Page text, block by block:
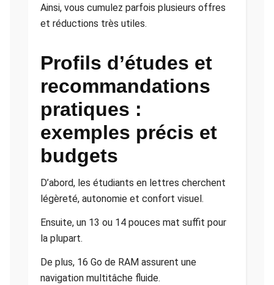
Ainsi, vous cumulez parfois plusieurs offres
et réductions très utiles.
Profils d’études et
recommandations
pratiques :
exemples précis et
budgets
D’abord, les étudiants en lettres cherchent
légèreté, autonomie et confort visuel.
Ensuite, un 13 ou 14 pouces mat suffit pour
la plupart.
De plus, 16 Go de RAM assurent une
navigation multitâche fluide.